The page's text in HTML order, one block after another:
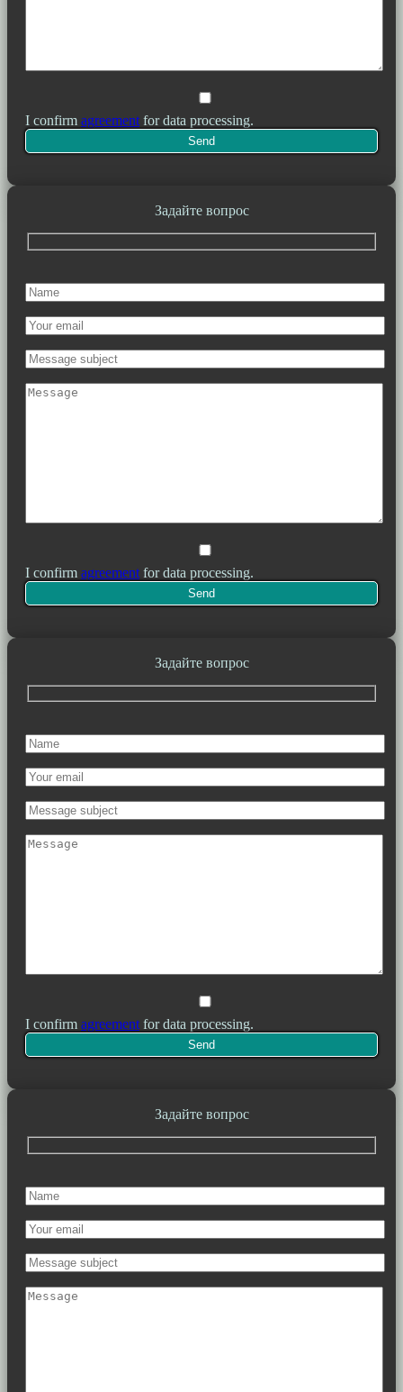
I confirm agreement for data processing.
Задайте вопрос
I confirm agreement for data processing.
Задайте вопрос
I confirm agreement for data processing.
Задайте вопрос